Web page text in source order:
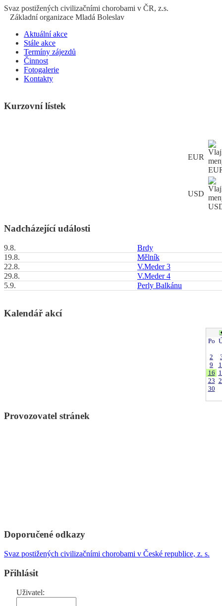
Svaz postižených civilizačními chorobami v ČR, z.s.
Základní organizace Mladá Boleslav
Aktuální akce
Stále akce
Termíny zájezdů
Činnost
Fotogalerie
Kontakty
Kurzovní lístek
EUR
USD
Nadcházející události
9.8.
Brdy
19.8.
Mělník
22.8.
V.Meder 3
29.8.
V.Meder 4
5.9.
Perly Balkánu
Kalendář akcí
Po
2
9
16
23
30
Provozovatel stránek
Doporučené odkazy
Svaz postižených civilizačními chorobami v České republice, z. s.
Přihlásit
Uživatel: